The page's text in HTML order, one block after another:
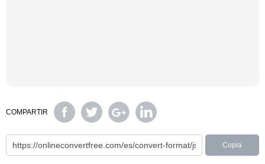
COMPARTIR
Copia